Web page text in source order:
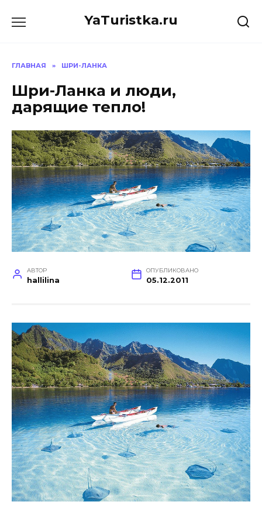
YaTuristka.ru
ГЛАВНАЯ » ШРИ-ЛАНКА
Шри-Ланка и люди,
дарящие тепло!
АВТОР
hallilina
ОПУБЛИКОВАНО
05.12.2011